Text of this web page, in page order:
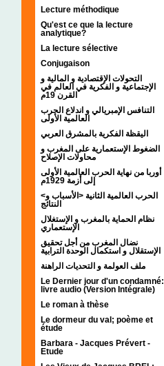
Lecture méthodique
Qu'est ce que la lecture
analytique?
La lecture sélective
Conjugaison
التحولات الإقتصادية و المالية و
الإجتماعية و الفكرية في العالم في
القرن 19م
التنافس الإمبريالي و اندلاع الحرب
العالمية الأولى
اليقظة الفكرية بالمشرق العربي
الضغوط الإستعمارية على المغرب و
محاولات الإصلاح
أوربا من نهاية الحرب العالمية الأولى
إلى أزمة 1929م
<الحرب العالمية الثانية <الأسباب و
النتائج
نظام الحماية بالمغرب و الإستغلال
الإستعماري
نضال المغرب من أجل تحقيق
الإستقلال و استكمال الوحدة الترابية
ملف العولمة و التحديات الراهنة
Le Dernier jour d'un condamné:
livre audio (Version Intégrale)
Le roman à thèse
Le dormeur du val; poème et
étude
Barbara - Jacques Prévert -
Etude